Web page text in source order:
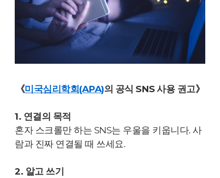
《미국심리학회(APA)의 공식 SNS 사용 권고》
1. 연결의 목적
혼자 스크롤만 하는 SNS는 우울을 키웁니다. 사
람과 진짜 연결될 때 쓰세요.
2. 알고 쓰기